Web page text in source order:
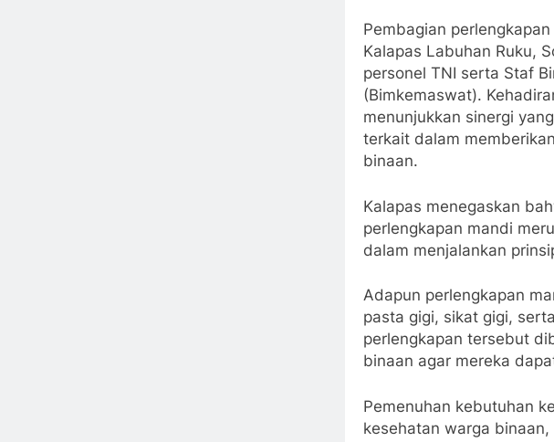
Pembagian
Kalapas Labuhan Ruku,
personel TNI serta Staf
(Bimkemaswat).
menunjukkan sinergi
terkait dalam
binaan.
Kalapas menegaskan
perlengkapan mandi
dalam menjalankan
Adapun perlengkapan
pasta gigi, sikat gigi,
perlengkapan tersebut
binaan agar mereka
Pemenuhan kebutuhan
kesehatan warga